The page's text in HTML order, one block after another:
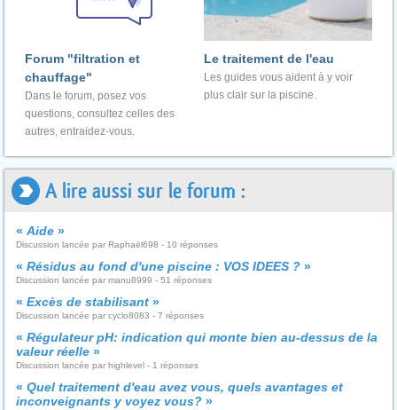
Forum "filtration et
chauffage"
Dans le forum, posez vos
questions, consultez celles des
autres, entraidez-vous.
Le traitement de l'eau
Les guides vous aident à y voir
plus clair sur la piscine.
A lire aussi sur le forum :
« Aide »
Discussion lancée par Raphaël698 - 10 réponses
« Résidus au fond d'une piscine : VOS IDEES ? »
Discussion lancée par manu8999 - 51 réponses
« Excès de stabilisant »
Discussion lancée par cyclo8083 - 7 réponses
« Régulateur pH: indication qui monte bien au-dessus de la
valeur réelle »
Discussion lancée par highlevel - 1 réponses
« Quel traitement d'eau avez vous, quels avantages et
inconveignants y voyez vous? »